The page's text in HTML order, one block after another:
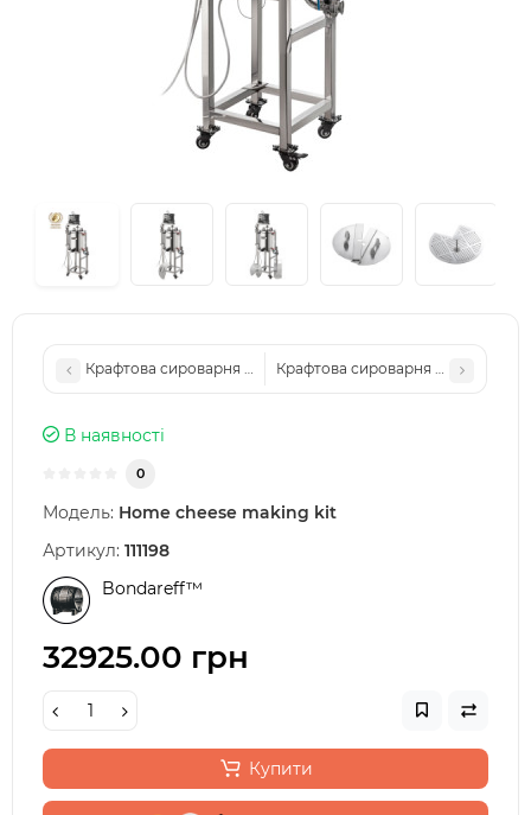
Крафтова сироварня Bondareff 25 літрівКрафтова сироварня Bondareff
В наявності
0
Модель: Home cheese making kit
Артикул: 111198
Bondareff™
32925.00 грн
Купити